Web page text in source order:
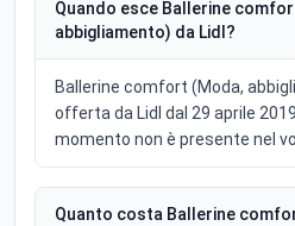
Quando esce Ballerine
abbigliamento) da Lidl?
Ballerine comfort (Moda,
offerta da Lidl dal 29 aprile
momento non è presente nel
Quanto costa Ballerine